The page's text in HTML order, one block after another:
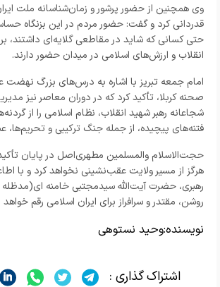
وی همچنین از حضور پرشور و زمان‌شناسانه ملت
قدردانی کرد و گفت: حضور مردم در این بزنگاه
حتی کسانی که شاید در مقاطعی گلایه‌ای داشتند،
انقلاب و ارزش‌های اسلامی در میدان حضور دارند.
امام جمعه تبریز با اشاره به درس‌های بزرگ نهضت
صحنه کربلا، تأکید کرد که در دوران معاصر نیز
شجاعانه رهبر شهید انقلاب، نظام اسلامی را از
فتنه‌های پیچیده، از جمله جنگ ترکیبی و تحریم‌ها،
حجت‌الاسلام والمسلمین مطهری‌اصل در پایان
هرگز از مسیر ولایت عقب‌نشینی نخواهد کرد و با
رهبری، حضرت آیت‌الله سیدمجتبی خامنه ای(مدظله
روشن، مقتدر و سرافراز برای ایران اسلامی رقم خواهد
نویسنده:وحید نستوهی
اشتراک گذاری :